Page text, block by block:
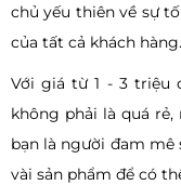
chủ yếu thiên về sự
của tất cả khách hàng.
Với giá từ 1 - 3 triệu
không phải là quá
bạn là người đam
vài sản phẩm để có